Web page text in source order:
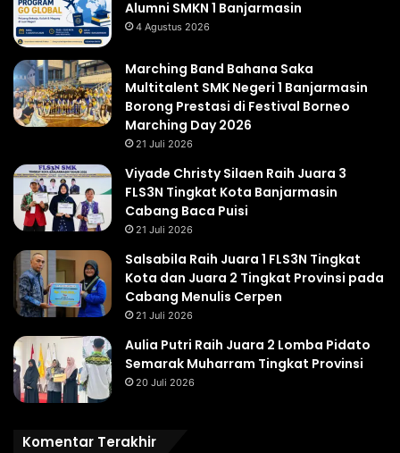
Alumni SMKN 1 Banjarmasin
4 Agustus 2026
Marching Band Bahana Saka
Multitalent SMK Negeri 1 Banjarmasin
Borong Prestasi di Festival Borneo
Marching Day 2026
21 Juli 2026
Viyade Christy Silaen Raih Juara 3
FLS3N Tingkat Kota Banjarmasin
Cabang Baca Puisi
21 Juli 2026
Salsabila Raih Juara 1 FLS3N Tingkat
Kota dan Juara 2 Tingkat Provinsi pada
Cabang Menulis Cerpen
21 Juli 2026
Aulia Putri Raih Juara 2 Lomba Pidato
Semarak Muharram Tingkat Provinsi
20 Juli 2026
Komentar Terakhir